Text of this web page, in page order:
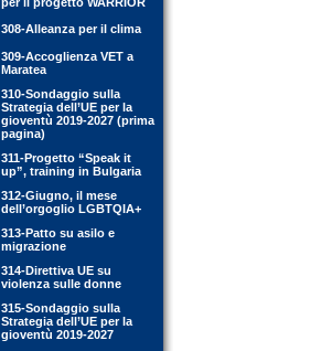
308-Alleanza per il clima
309-Accoglienza VET a
Maratea
310-Sondaggio sulla
Strategia dell’UE per la
gioventù 2019-2027 (prima
pagina)
311-Progetto “Speak it
up”, training in Bulgaria
312-Giugno, il mese
dell’orgoglio LGBTQIA+
313-Patto su asilo e
migrazione
314-Direttiva UE su
violenza sulle donne
315-Sondaggio sulla
Strategia dell’UE per la
gioventù 2019-2027